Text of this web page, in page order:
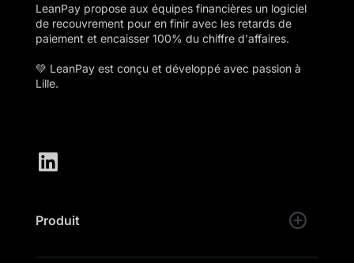
LeanPay propose aux équipes financières un logiciel
de recouvrement pour en finir avec les retards de
paiement et encaisser 100% du chiffre d'affaires.
💚 LeanPay est conçu et développé avec passion à
Lille.
Produit